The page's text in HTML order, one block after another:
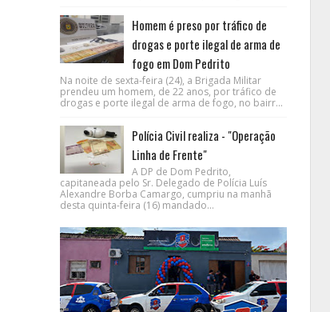
Homem é preso por tráfico de
drogas e porte ilegal de arma de
fogo em Dom Pedrito
Na noite de sexta-feira (24), a Brigada Militar
prendeu um homem, de 22 anos, por tráfico de
drogas e porte ilegal de arma de fogo, no bairr...
Polícia Civil realiza - "Operação
Linha de Frente"
A DP de Dom Pedrito,
capitaneada pelo Sr. Delegado de Polícia Luís
Alexandre Borba Camargo, cumpriu na manhã
desta quinta-feira (16) mandado...